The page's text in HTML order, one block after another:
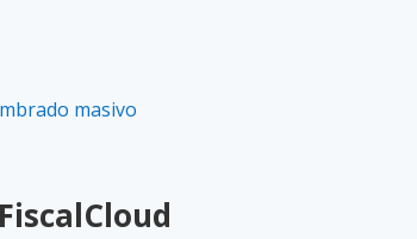
masivo
FiscalCloud